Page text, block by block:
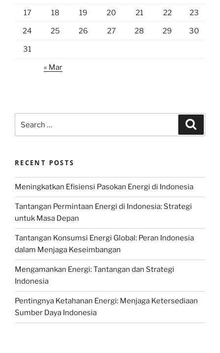
17 18 19 20 21 22 23
24 25 26 27 28 29 30
31
« Mar
for:
RECENT POSTS
Meningkatkan Efisiensi Pasokan Energi di Indonesia
Tantangan Permintaan Energi di Indonesia: Strategi
untuk Masa Depan
Tantangan Konsumsi Energi Global: Peran Indonesia
dalam Menjaga Keseimbangan
Mengamankan Energi: Tantangan dan Strategi
Indonesia
Pentingnya Ketahanan Energi: Menjaga Ketersediaan
Sumber Daya Indonesia